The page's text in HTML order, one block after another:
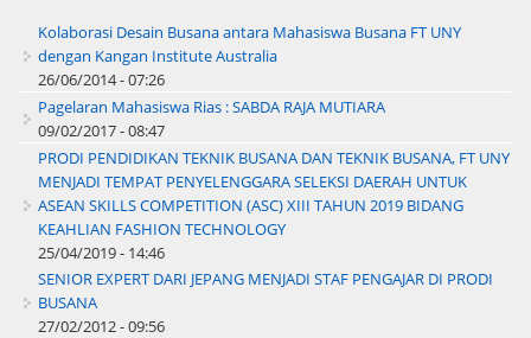
Kolaborasi Desain Busana antara Mahasiswa Busana FT UNY
dengan Kangan Institute Australia
26/06/2014 - 07:26
Pagelaran Mahasiswa Rias : SABDA RAJA MUTIARA
09/02/2017 - 08:47
PRODI PENDIDIKAN TEKNIK BUSANA DAN TEKNIK BUSANA, FT UNY
MENJADI TEMPAT PENYELENGGARA SELEKSI DAERAH UNTUK
ASEAN SKILLS COMPETITION (ASC) XIII TAHUN 2019 BIDANG
KEAHLIAN FASHION TECHNOLOGY
25/04/2019 - 14:46
SENIOR EXPERT DARI JEPANG MENJADI STAF PENGAJAR DI PRODI
BUSANA
27/02/2012 - 09:56